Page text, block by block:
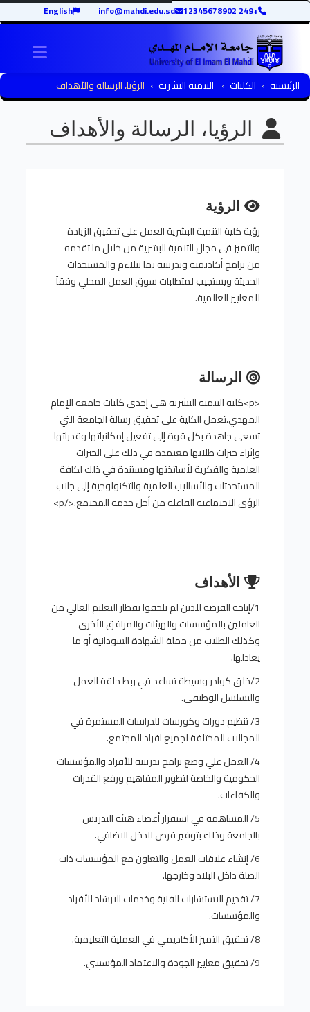
+249 12345678902
info@mahdi.edu.sd
English
الرئيسية الكليات التنمية البشرية الرؤيا، الرسالة والأهداف
الرؤيا، الرسالة والأهداف
الرؤية
رؤية كلية التنمية البشرية العمل على تحقيق الزيادة
والتميز في مجال التنمية البشرية من خلال ما تقدمه
من برامج أكاديمية وتدريبية بما يتلاءم والمستجدات
الحديثة ويستجيب لمتطلبات سوق العمل المحلي وفقاً
للمعايير العالمية.
الرسالة
<p>كلية التنمية البشرية هي إحدى كليات جامعة الإمام
المهدي،تعمل الكلية على تحقيق رسالة الجامعة التي
تسعى جاهدة بكل قوة إلى تفعيل إمكانياتها وقدراتها
وإثراء خبرات طلابها معتمدة في ذلك على الخبرات
العلمية والفكرية لأساتذتها ومستندة في ذلك لكافة
المستحدثات والأساليب العلمية والتكنولوجية إلى جانب
الرؤى الاجتماعية الفاعلة من أجل خدمة المجتمع.</p>
الأهداف
1/إتاحة الفرصة للذين لم يلحقوا بقطار التعليم العالي من
العاملين بالمؤسسات والهيئات والمرافق الأخرى
وكذلك الطلاب من حملة الشهادة السودانية أو ما
يعادلها.
2/خلق كوادر وسيطة تساعد في ربط حلقة العمل
والتسلسل الوظيفي.
3/ تنظيم دورات وكورسات للدراسات المستمرة في
المجالات المختلفة لجميع افراد المجتمع.
4/ العمل علي وضع برامج تدريبية للأفراد والمؤسسات
الحكومية والخاصة لتطوير المفاهيم ورفع القدرات
والكفاءات.
5/ المساهمة في استقرار أعضاء هيئة التدريس
بالجامعة وذلك بتوفير فرص للدخل الاضافي.
6/ إنشاء علاقات العمل والتعاون مع المؤسسات ذات
الصلة داخل البلاد وخارجها.
7/ تقديم الاستشارات الفنية وخدمات الارشاد للأفراد
والمؤسسات.
8/ تحقيق التميز الأكاديمي في العملية التعليمية.
9/ تحقيق معايير الجودة والاعتماد المؤسسي.